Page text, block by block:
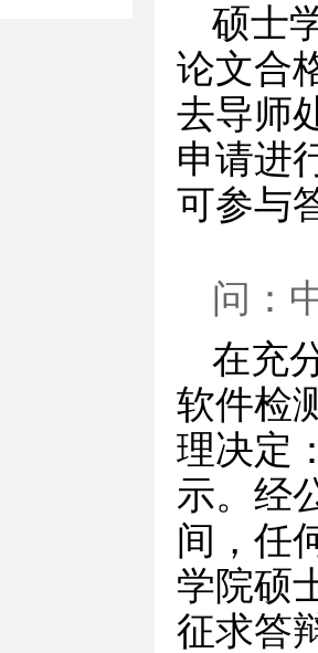
硕士
论文合
去导师
申请进
可参与
问：
在充
软件检
理决定
示。经
间，任
学院硕
征求答